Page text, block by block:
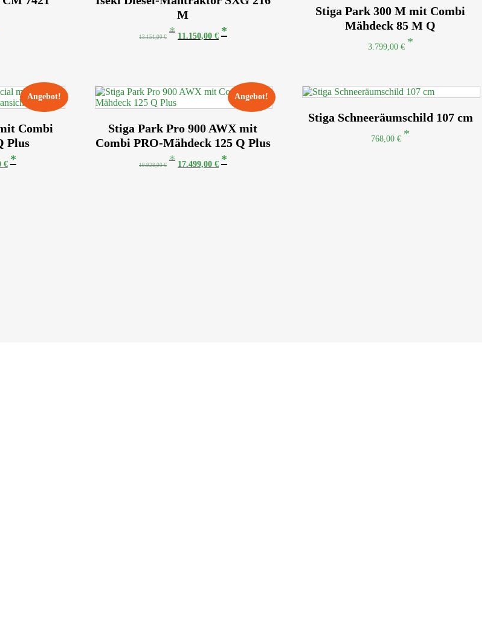
M
13.151,00€
Ursprünglicher
Preis
11.150,00 €
Aktueller
Stiga Park 300 M mit Combi
Mähdeck 85 M Q
3.799,00 €
Angebot!
Combi
Plus
€
Aktueller
Angebot!
Stiga Park Pro 900 AWX mit
Combi PRO-Mähdeck 125 Q Plus
19.928,00€
Ursprünglicher
Preis
17.499,00 €
Aktueller
Stiga Schneeräumschild 107 cm
768,00€